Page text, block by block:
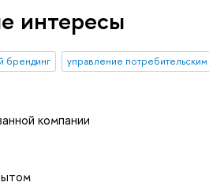
интересы
брендинг управление
компании